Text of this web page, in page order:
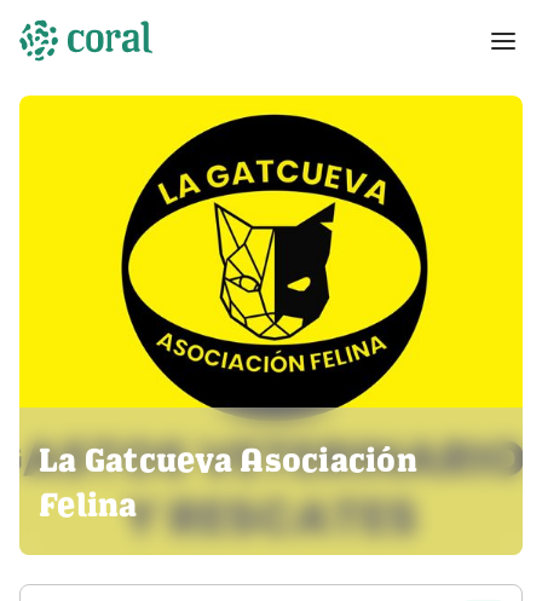
La Gatcueva Asociación
Felina